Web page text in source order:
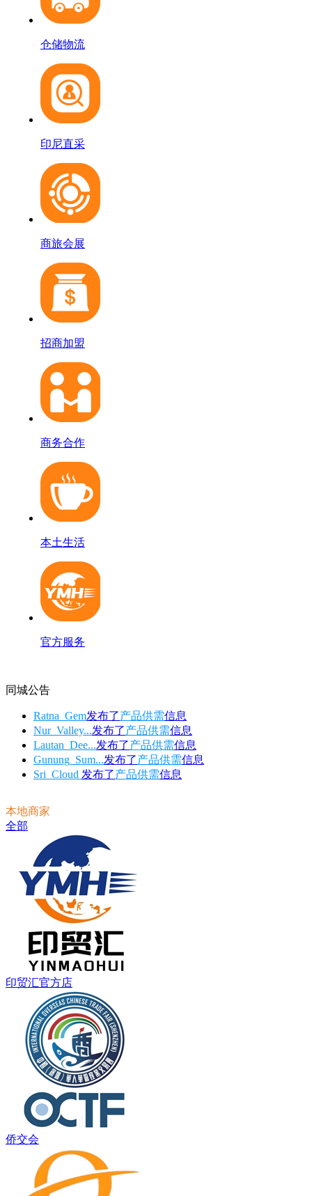
仓储物流
印尼直采
商旅会展
招商加盟
商务合作
本土生活
官方服务
同城公告
Ratna_Gem发布了产品供需信息
Nur_Valley...发布了产品供需信息
Lautan_Dee...发布了产品供需信息
Gunung_Sum...发布了产品供需信息
Sri_Cloud 发布了产品供需信息
本地商家
全部
印贸汇官方店
侨交会